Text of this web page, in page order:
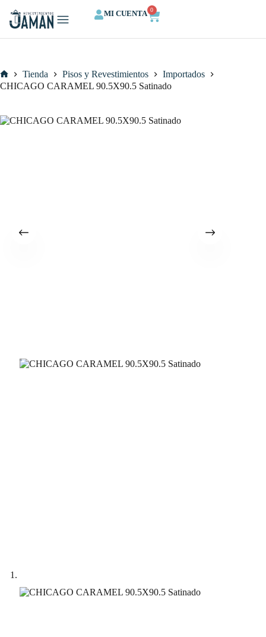
MI CUENTA 0
Tienda Pisos y Revestimientos
Importados
CHICAGO CARAMEL 90.5X90.5 Satinado